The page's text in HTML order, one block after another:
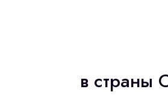
в страны